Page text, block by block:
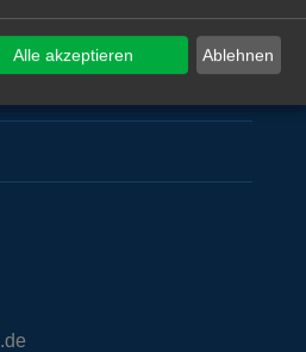
Ablehnen
Alle akzeptieren